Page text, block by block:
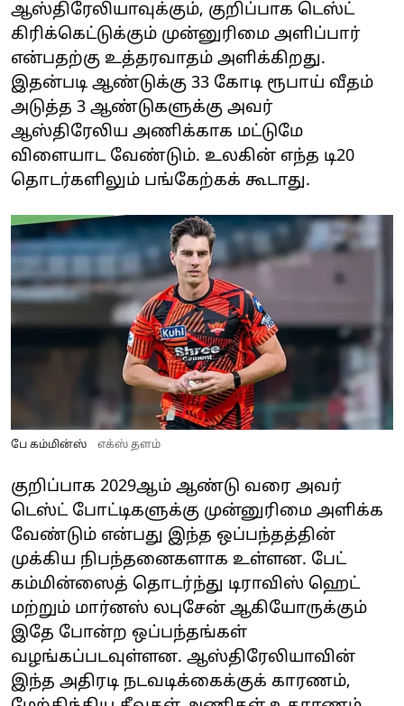
ஆஸ்திரேலியாவுக்கும், குறிப்பாக டெஸ்ட்
கிரிக்கெட்டுக்கும் முன்னுரிமை அளிப்பார்
என்பதற்கு உத்தரவாதம் அளிக்கிறது.
இதன்படி ஆண்டுக்கு 33 கோடி ரூபாய் வீதம்
அடுத்த 3 ஆண்டுகளுக்கு அவர்
ஆஸ்திரேலிய அணிக்காக மட்டுமே
விளையாட வேண்டும். உலகின் எந்த டி20
தொடர்களிலும் பங்கேற்கக் கூடாது.
பே கம்மின்ஸ் எக்ஸ் தளம்
குறிப்பாக 2029ஆம் ஆண்டு வரை அவர்
டெஸ்ட் போட்டிகளுக்கு முன்னுரிமை அளிக்க
வேண்டும் என்பது இந்த ஒப்பந்தத்தின்
முக்கிய நிபந்தனைகளாக உள்ளன. பேட்
கம்மின்ஸைத் தொடர்ந்து டிராவிஸ் ஹெட்
மற்றும் மார்னஸ் லபுசேன் ஆகியோருக்கும்
இதே போன்ற ஒப்பந்தங்கள்
வழங்கப்படவுள்ளன. ஆஸ்திரேலியாவின்
இந்த அதிரடி நடவடிக்கைக்குக் காரணம்,